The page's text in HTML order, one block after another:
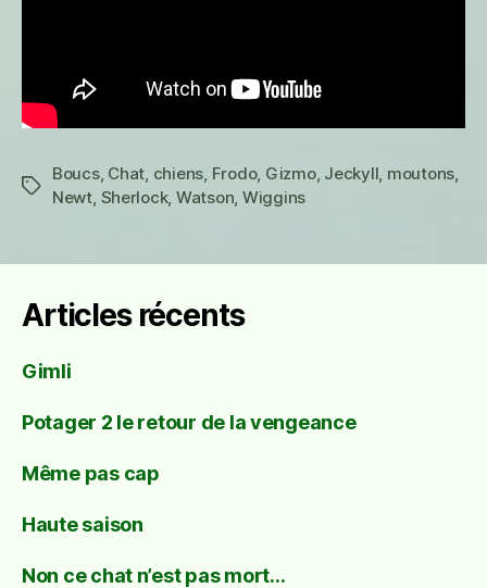
Étiquettes
Boucs, Chat, chiens, Frodo, Gizmo, Jeckyll, moutons,
Newt, Sherlock, Watson, Wiggins
Articles récents
Gimli
Potager 2 le retour de la vengeance
Même pas cap
Haute saison
Non ce chat n’est pas mort…